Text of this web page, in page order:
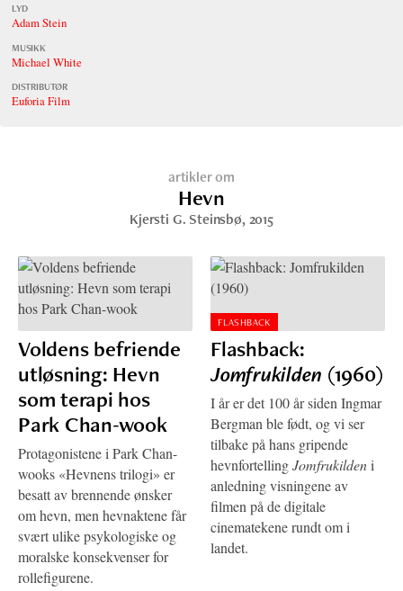
LYD
Adam Stein
MUSIKK
Michael White
DISTRIBUTØR
Euforia Film
artikler om
Hevn
Kjersti G. Steinsbø, 2015
Voldens befriende
utløsning: Hevn
som terapi hos
Park Chan-wook
Protagonistene i Park Chan-
wooks «Hevnens trilogi» er
besatt av brennende ønsker
om hevn, men hevnaktene får
svært ulike psykologiske og
moralske konsekvenser for
rollefigurene.
FLASHBACK
Flashback:
Jomfrukilden (1960)
I år er det 100 år siden Ingmar
Bergman ble født, og vi ser
tilbake på hans gripende
hevnfortellingJomfrukildeni
anledning visningene av
filmen på de digitale
cinematekene rundt om i
landet.